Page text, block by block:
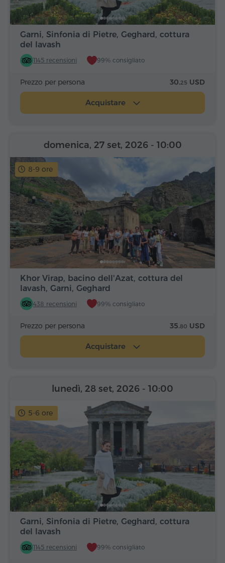
Garni, Sinfonia di Pietre, Geghard, cottura
del lavash
1145 recensioni 99% consigliato
Prezzo per persona 30.25 USD
Acquistare
8-9 ore
Khor Virap, bacino dell'Azat, cottura del
lavash, Garni, Geghard
438 recensioni 99% consigliato
domenica, 27 set, 2026 - 10:00
Prezzo per persona 35.80 USD
Acquistare
5-6 ore
Garni, Sinfonia di Pietre, Geghard, cottura
del lavash
1145 recensioni 99% consigliato
lunedì, 28 set, 2026 - 10:00